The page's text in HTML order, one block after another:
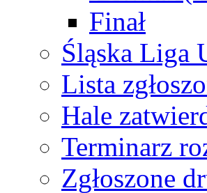
Finał
Śląska Liga
Lista
Hale
Terminarz
Zgłoszone